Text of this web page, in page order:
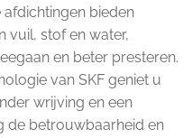
afdichtingen bieden
vuil, stof en water,
en beter presteren.
van SKF geniet u
wrijving en een
de betrouwbaarheid en